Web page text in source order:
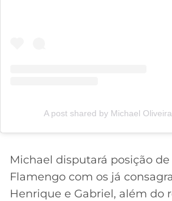
A post shared by Michael
Michael disputará posição
Flamengo com os já
Henrique e Gabriel, além do